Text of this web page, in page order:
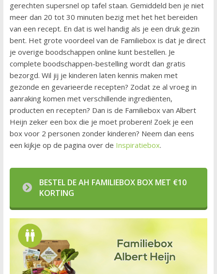
gerechten supersnel op tafel staan. Gemiddeld ben je niet
meer dan 20 tot 30 minuten bezig met het het bereiden
van een recept. En dat is wel handig als je een druk gezin
bent. Het grote voordeel van de Familiebox is dat je direct
je overige boodschappen online kunt bestellen. Je
complete boodschappen-bestelling wordt dan gratis
bezorgd. Wil jij je kinderen laten kennis maken met
gezonde en gevarieerde recepten? Zodat ze al vroeg in
aanraking komen met verschillende ingrediënten,
producten en recepten? Dan is de Familiebox van Albert
Heijn zeker een box die je moet proberen! Zoek je een
box voor 2 personen zonder kinderen? Neem dan eens
een kijkje op de pagina over de Inspiratiebox.
BESTEL DE AH FAMILIEBOX BOX MET €10
KORTING